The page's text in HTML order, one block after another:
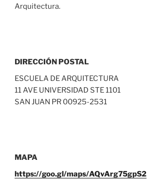
Arquitectura.
DIRECCIÓN POSTAL
ESCUELA DE ARQUITECTURA
11 AVE UNIVERSIDAD STE 1101
SAN JUAN PR 00925-2531
MAPA
https://goo.gl/maps/AQvArg75gpS2